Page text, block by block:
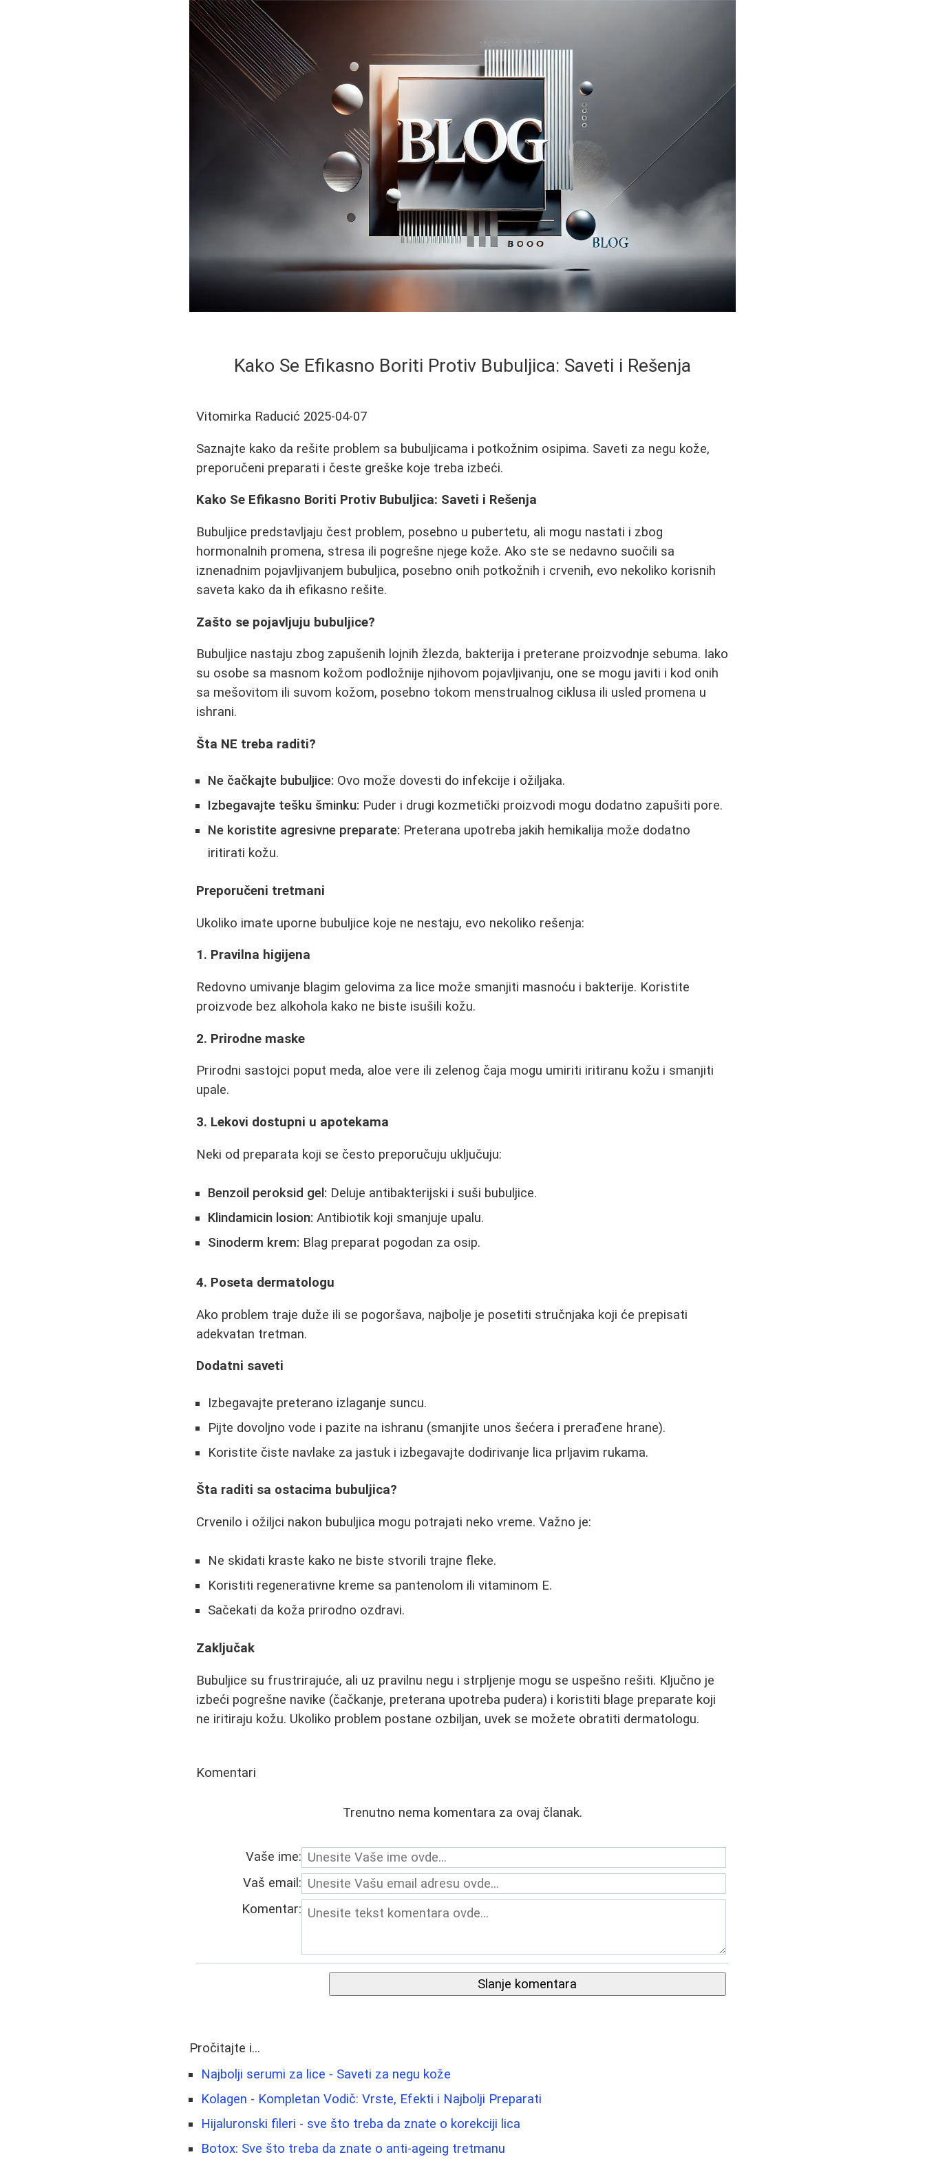
Kako Se Efikasno Boriti Protiv Bubuljica: Saveti i Rešenja
Vitomirka Raducić 2025-04-07
Saznajte kako da rešite problem sa bubuljicama i potkožnim osipima. Saveti za negu kože,
preporučeni preparati i česte greške koje treba izbeći.
Kako Se Efikasno Boriti Protiv Bubuljica: Saveti i Rešenja
Bubuljice predstavljaju čest problem, posebno u pubertetu, ali mogu nastati i zbog
hormonalnih promena, stresa ili pogrešne njege kože. Ako ste se nedavno suočili sa
iznenadnim pojavljivanjem bubuljica, posebno onih potkožnih i crvenih, evo nekoliko korisnih
saveta kako da ih efikasno rešite.
Zašto se pojavljuju bubuljice?
Bubuljice nastaju zbog zapušenih lojnih žlezda, bakterija i preterane proizvodnje sebuma. Iako
su osobe sa masnom kožom podložnije njihovom pojavljivanju, one se mogu javiti i kod onih
sa mešovitom ili suvom kožom, posebno tokom menstrualnog ciklusa ili usled promena u
ishrani.
Šta NE treba raditi?
Ne čačkajte bubuljice: Ovo može dovesti do infekcije i ožiljaka.
Izbegavajte tešku šminku: Puder i drugi kozmetički proizvodi mogu dodatno zapušiti pore.
Ne koristite agresivne preparate: Preterana upotreba jakih hemikalija može dodatno
iritirati kožu.
Preporučeni tretmani
Ukoliko imate uporne bubuljice koje ne nestaju, evo nekoliko rešenja:
1. Pravilna higijena
Redovno umivanje blagim gelovima za lice može smanjiti masnoću i bakterije. Koristite
proizvode bez alkohola kako ne biste isušili kožu.
2. Prirodne maske
Prirodni sastojci poput meda, aloe vere ili zelenog čaja mogu umiriti iritiranu kožu i smanjiti
upale.
3. Lekovi dostupni u apotekama
Neki od preparata koji se često preporučuju uključuju:
Benzoil peroksid gel: Deluje antibakterijski i suši bubuljice.
Klindamicin losion: Antibiotik koji smanjuje upalu.
Sinoderm krem: Blag preparat pogodan za osip.
4. Poseta dermatologu
Ako problem traje duže ili se pogoršava, najbolje je posetiti stručnjaka koji će prepisati
adekvatan tretman.
Dodatni saveti
Izbegavajte preterano izlaganje suncu.
Pijte dovoljno vode i pazite na ishranu (smanjite unos šećera i prerađene hrane).
Koristite čiste navlake za jastuk i izbegavajte dodirivanje lica prljavim rukama.
Šta raditi sa ostacima bubuljica?
Crvenilo i ožiljci nakon bubuljica mogu potrajati neko vreme. Važno je:
Ne skidati kraste kako ne biste stvorili trajne fleke.
Koristiti regenerativne kreme sa pantenolom ili vitaminom E.
Sačekati da koža prirodno ozdravi.
Zaključak
Bubuljice su frustrirajuće, ali uz pravilnu negu i strpljenje mogu se uspešno rešiti. Ključno je
izbeći pogrešne navike (čačkanje, preterana upotreba pudera) i koristiti blage preparate koji
ne iritiraju kožu. Ukoliko problem postane ozbiljan, uvek se možete obratiti dermatologu.
Komentari
Trenutno nema komentara za ovaj članak.
Vaše ime:
Vaš email:
Komentar:
Slanje komentara
Pročitajte i...
Najbolji serumi za lice - Saveti za negu kože
Kolagen - Kompletan Vodič: Vrste, Efekti i Najbolji Preparati
Hijaluronski fileri - sve što treba da znate o korekciji lica
Botox: Sve što treba da znate o anti-ageing tretmanu